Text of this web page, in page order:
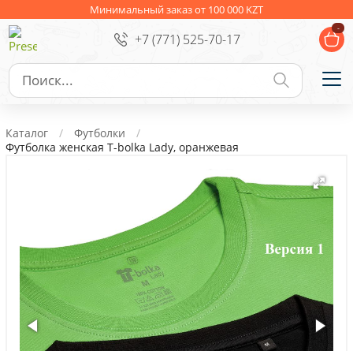
Минимальный заказ от 100 000 KZT
+7 (771) 525-70-17
-
Ежедневники Новогодние подарки
Сувениры к праздникам Упаковка
Личные аксессуары
Деловые подарки
Съедобные подарки с логотипом
Каталог
Футболки
Футболка женская T-bolka Lady, оранжевая